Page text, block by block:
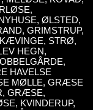
ØLSTED,
GRIMSTRUP,
STRØ,
HEGN,
HAVELSE
MØLLE, GRÆSE
GRÆSE,
KVINDERUP,